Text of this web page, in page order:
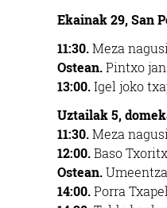
Ekainak 29,San
11:30.Meza
Ostean.Pintxo
13:00.Igel joko
Uztailak 5,
11:30.Meza
12:00.Baso
Ostean.
14:00.Porra